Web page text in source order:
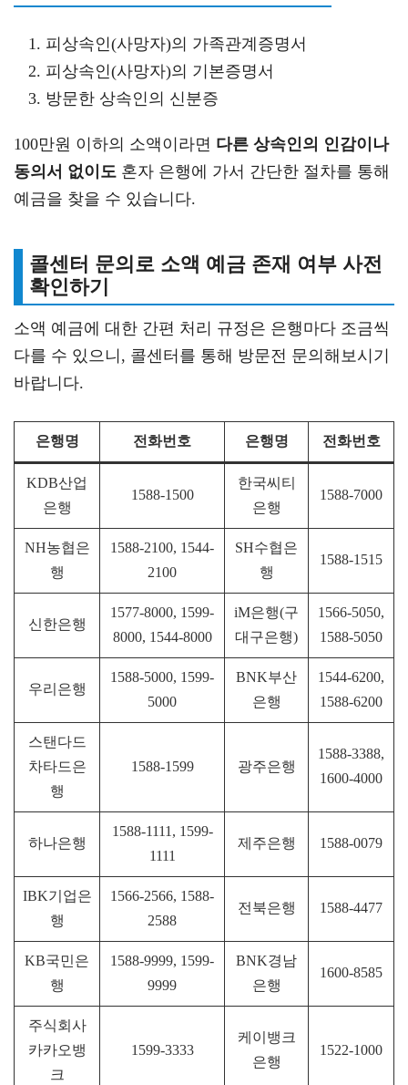
피상속인(사망자)의 가족관계증명서
피상속인(사망자)의 기본증명서
방문한 상속인의 신분증
100만원 이하의 소액이라면 다른 상속인의 인감이나
동의서 없이도 혼자 은행에 가서 간단한 절차를 통해
예금을 찾을 수 있습니다.
콜센터 문의로 소액 예금 존재 여부 사전
확인하기
소액 예금에 대한 간편 처리 규정은 은행마다 조금씩
다를 수 있으니, 콜센터를 통해 방문전 문의해보시기
바랍니다.
은행명 전화번호 은행명 전화번호
KDB산업
은행
1588-1500
한국씨티
은행
1588-7000
NH농협은
행
1588-2100, 1544-
2100
SH수협은
행
1588-1515
신한은행
1577-8000, 1599-
8000, 1544-8000
iM은행(구
대구은행)
1566-5050,
1588-5050
우리은행
1588-5000, 1599-
5000
BNK부산
은행
1544-6200,
1588-6200
스탠다드
차타드은
행
1588-1599 광주은행
1588-3388,
1600-4000
하나은행
1588-1111, 1599-
1111
제주은행 1588-0079
IBK기업은
행
1566-2566, 1588-
2588
전북은행 1588-4477
KB국민은
행
1588-9999, 1599-
9999
BNK경남
은행
1600-8585
주식회사
카카오뱅
크
1599-3333
케이뱅크
은행
1522-1000